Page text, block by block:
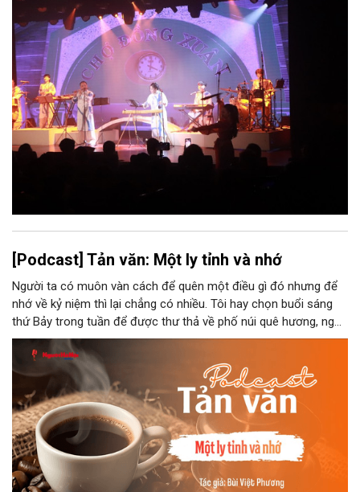
[Podcast] Tản văn: Một ly tỉnh và nhớ
Người ta có muôn vàn cách để quên một điều gì đó nhưng để
nhớ về kỷ niệm thì lại chẳng có nhiều. Tôi hay chọn buổi sáng
thứ Bảy trong tuần để được thư thả về phố núi quê hương, ngồi
đợi giọt đắng của đất đai, mưa nắng điểm từng nhịp xuống
chiếc ly sứ như đợi thời gian mở cánh cửa diệu kì của mình.